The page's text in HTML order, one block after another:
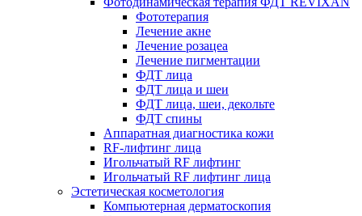
Фототерапия
Лечение акне
Лечение розацеа
Лечение пигментации
ФДТ лица
ФДТ лица и шеи
ФДТ лица, шеи, декольте
ФДТ спины
Аппаратная диагностика кожи
RF-лифтинг лица
Игольчатый RF лифтинг
Игольчатый RF лифтинг лица
Эстетическая косметология
Компьютерная дерматоскопия